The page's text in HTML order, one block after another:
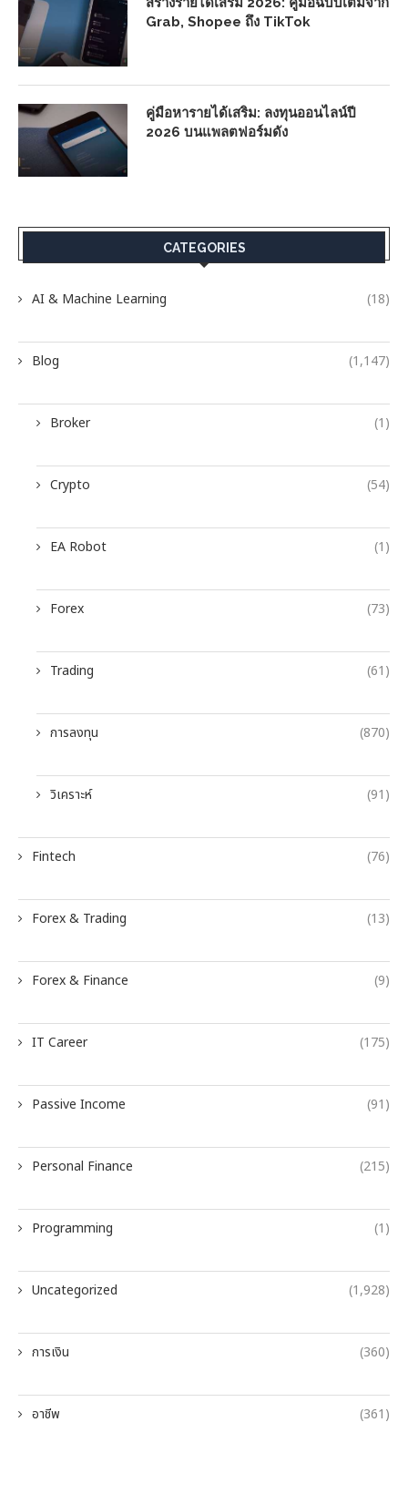
Grab, Shopee ถึง TikTok
คู่มือหารายได้เสริม: ลงทุนออนไลน์ปี
2026 บนแพลตฟอร์มดัง
CATEGORIES
AI & Machine Learning (18)
Blog (1,147)
Broker (1)
Crypto (54)
EA Robot (1)
Forex (73)
Trading (61)
การลงทุน (870)
วิเคราะห์ (91)
Fintech (76)
Forex & Trading (13)
Forex & Finance (9)
IT Career (175)
Passive Income (91)
Personal Finance (215)
Programming (1)
Uncategorized (1,928)
การเงิน (360)
อาชีพ (361)